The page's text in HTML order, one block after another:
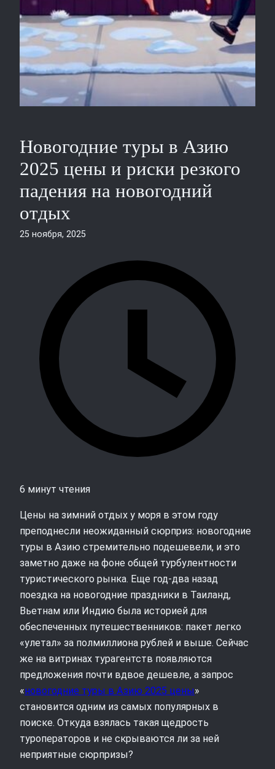
Новогодние туры в Азию
2025 цены и риски резкого
падения на новогодний
отдых
25 ноября, 2025
6 минут чтения
Цены на зимний отдых у моря в этом году
преподнесли неожиданный сюрприз: новогодние
туры в Азию стремительно подешевели, и это
заметно даже на фоне общей турбулентности
туристического рынка. Еще год‑два назад
поездка на новогодние праздники в Таиланд,
Вьетнам или Индию была историей для
обеспеченных путешественников: пакет легко
«улетал» за полмиллиона рублей и выше. Сейчас
же на витринах турагентств появляются
предложения почти вдвое дешевле, а запрос
«новогодние туры в Азию 2025 цены»
становится одним из самых популярных в
поиске. Откуда взялась такая щедрость
туроператоров и не скрываются ли за ней
неприятные сюрпризы?